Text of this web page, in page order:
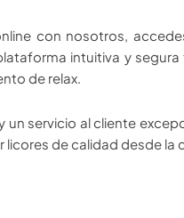
con nosotros,
intuitiva y
de relax.
un servicio al cliente
licores de calidad desde la